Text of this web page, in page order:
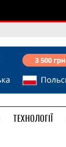
ТЕХНОЛОГІЇ